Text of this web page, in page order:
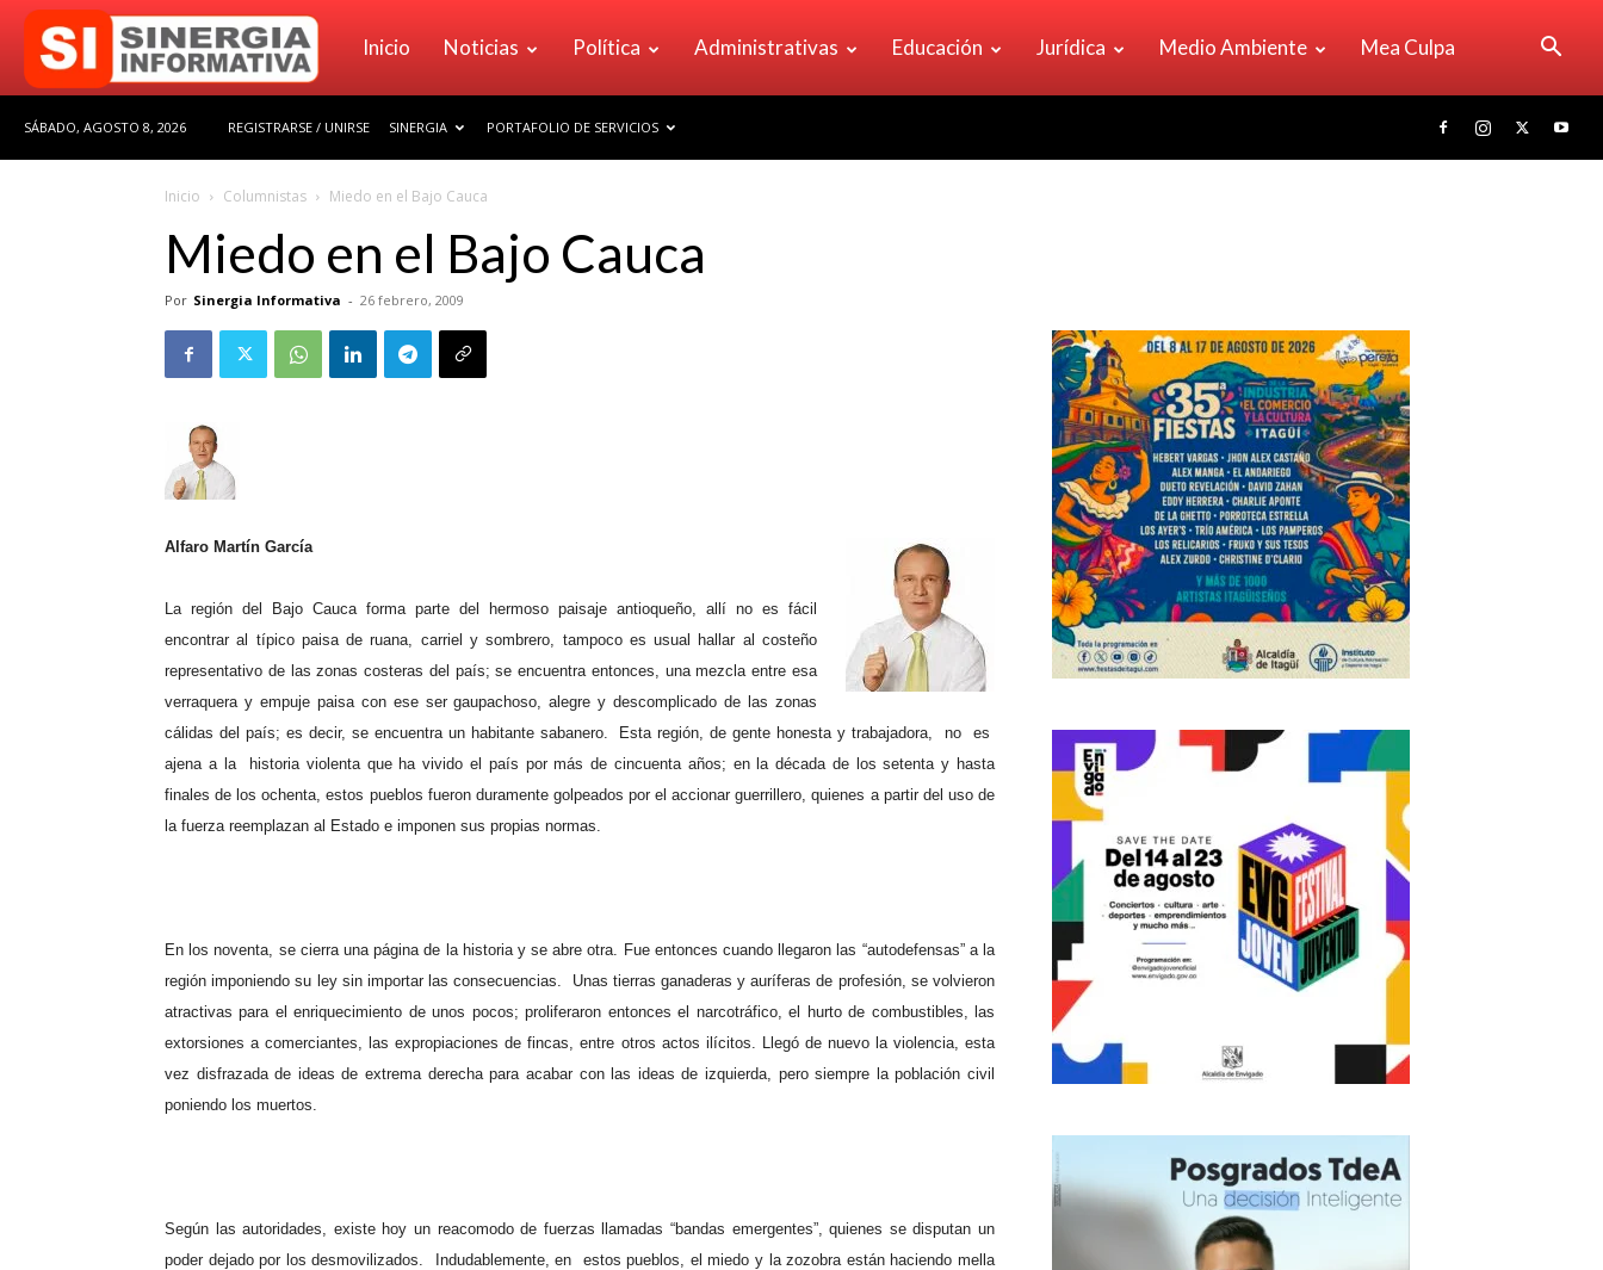
Sinergia
Inicio Noticias Política Administrativas Educación Jurídica Medio Ambiente Mea Culpa
SÁBADO, AGOSTO 8, 2026 REGISTRARSE / UNIRSE SINERGIA PORTAFOLIO DE SERVICIOS
Inicio Columnistas Miedo en el Bajo Cauca
Miedo en el Bajo Cauca
Por Sinergia Informativa - 26 febrero, 2009
Alfaro Martín García
La región del Bajo Cauca forma parte del hermoso paisaje antioqueño, allí no es fácil
encontrar al típico paisa de ruana, carriel y sombrero, tampoco es usual hallar al costeño
representativo de las zonas costeras del país; se encuentra entonces, una mezcla entre esa
verraquera y empuje paisa con ese ser gaupachoso, alegre y descomplicado de las zonas
cálidas del país; es decir, se encuentra un habitante sabanero. Esta región, de gente honesta y trabajadora, no es
ajena a la historia violenta que ha vivido el país por más de cincuenta años; en la década de los setenta y hasta
finales de los ochenta, estos pueblos fueron duramente golpeados por el accionar guerrillero, quienes a partir del uso de
la fuerza reemplazan al Estado e imponen sus propias normas.
En los noventa, se cierra una página de la historia y se abre otra. Fue entonces cuando llegaron las “autodefensas” a la
región imponiendo su ley sin importar las consecuencias. Unas tierras ganaderas y auríferas de profesión, se volvieron
atractivas para el enriquecimiento de unos pocos; proliferaron entonces el narcotráfico, el hurto de combustibles, las
extorsiones a comerciantes, las expropiaciones de fincas, entre otros actos ilícitos. Llegó de nuevo la violencia, esta
vez disfrazada de ideas de extrema derecha para acabar con las ideas de izquierda, pero siempre la población civil
poniendo los muertos.
Según las autoridades, existe hoy un reacomodo de fuerzas llamadas “bandas emergentes”, quienes se disputan un
poder dejado por los desmovilizados. Indudablemente, en estos pueblos, el miedo y la zozobra están haciendo mella